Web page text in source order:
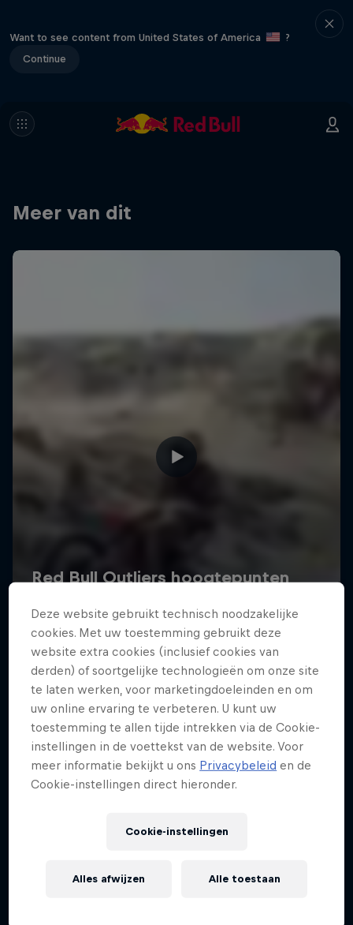
Want to see content from United States of America
?
Continue
Meer van dit
Deze website gebruikt technisch noodzakelijke
cookies. Met uw toestemming gebruikt deze
website extra cookies (inclusief cookies van
derden) of soortgelijke technologieën om onze site
te laten werken, voor marketingdoeleinden en om
uw online ervaring te verbeteren. U kunt uw
toestemming te allen tijde intrekken via de Cookie-
instellingen in de voettekst van de website. Voor
meer informatie bekijkt u ons Privacybeleid en de
Cookie-instellingen direct hieronder.
Cookie-instellingen
Alles afwijzen Alle toestaan